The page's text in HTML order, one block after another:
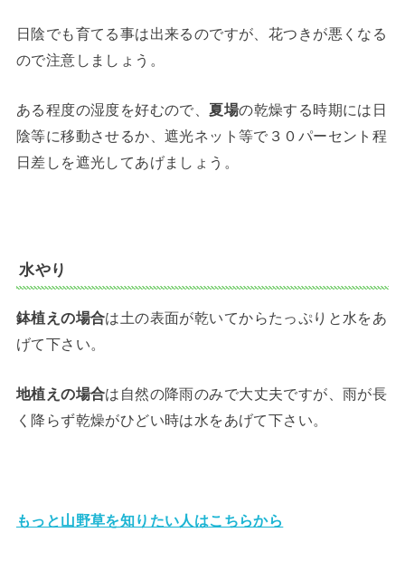
日陰でも育てる事は出来るのですが、花つきが悪くなる
ので注意しましょう。
ある程度の湿度を好むので、夏場の乾燥する時期には日
陰等に移動させるか、遮光ネット等で３０パーセント程
日差しを遮光してあげましょう。
水やり
鉢植えの場合は土の表面が乾いてからたっぷりと水をあ
げて下さい。
地植えの場合は自然の降雨のみで大丈夫ですが、雨が長
く降らず乾燥がひどい時は水をあげて下さい。
もっと山野草を知りたい人はこちらから